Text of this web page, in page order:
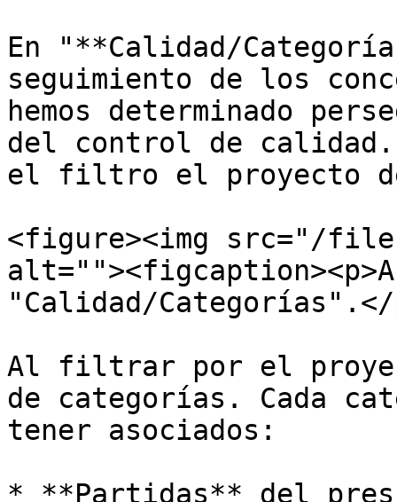
En "**Calidad/
seguimiento de los
hemos determinado
del control de calidad.
el filtro el proyecto
<figure><img src="/files/
"Calidad/
Al filtrar por el
de categorías. Cada
tener asociados:
* **Partidas** del